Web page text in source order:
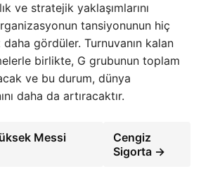
ve stratejik yaklaşımlarını
tansiyonunun hiç
gördüler. Turnuvanın kalan
birlikte, G grubunun toplam
ve bu durum, dünya
daha da artıracaktır.
Messi
Cengiz
Sigorta →